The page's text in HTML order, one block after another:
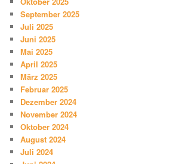
September 2025
Juli 2025
Juni 2025
Mai 2025
April 2025
März 2025
Februar 2025
Dezember 2024
November 2024
Oktober 2024
August 2024
Juli 2024